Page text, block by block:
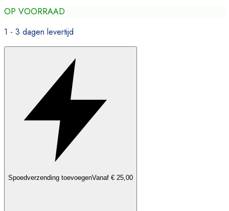
OP VOORRAAD
1 - 3 dagen levertijd
Spoedverzending toevoegenVanaf € 25,00